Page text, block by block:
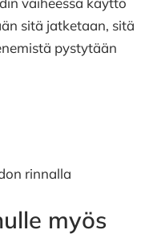
sitä jatketaan, sitä
pystytään
rinnalla
myös